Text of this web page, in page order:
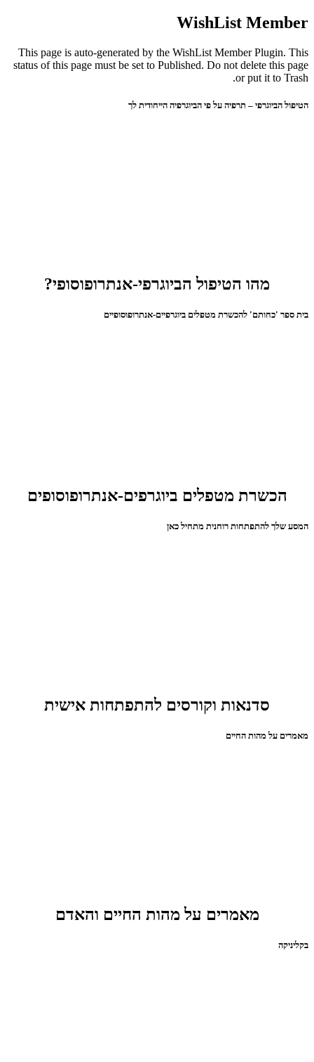
WishList Member
This page is auto-generated by the WishList Member Plugin. This
status of this page must be set to Published. Do not delete this page
or put it to Trash.
הטיפול הביוגרפי – תרפיה על פי הביוגרפיה הייחודית לך
מהו הטיפול הביוגרפי-אנתרופוסופי?
בית ספר 'כחותם' להכשרת מטפלים ביוגרפיים-אנתרופוסופיים
הכשרת מטפלים ביוגרפים-אנתרופוסופים
המסע שלך להתפתחות רוחנית מתחיל כאן
סדנאות וקורסים להתפתחות אישית
מאמרים על מהות החיים
מאמרים על מהות החיים והאדם
בקליניקה